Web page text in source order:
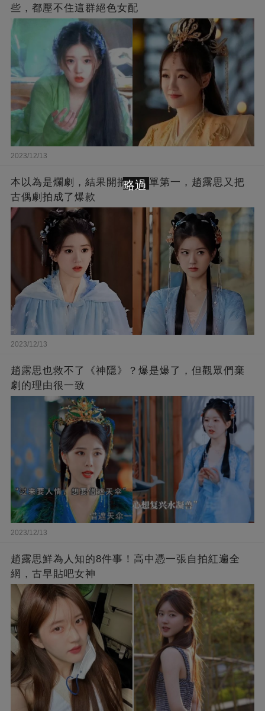
些，都壓不住這群絕色女配
2023/12/13
本以為是爛劇，結果開播就榜單第一，趙露思又把
古偶劇拍成了爆款
2023/12/13
趙露思也救不了《神隱》？爆是爆了，但觀眾們棄
劇的理由很一致
2023/12/13
趙露思鮮為人知的8件事！高中憑一張自拍紅遍全
網，古早貼吧女神
略過